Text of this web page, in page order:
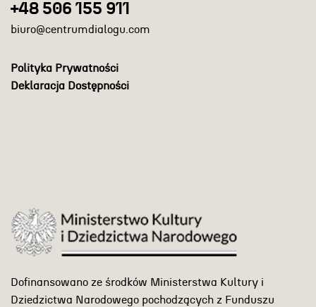
+48 506 155 911
biuro@centrumdialogu.com
Polityka Prywatności
Deklaracja Dostępności
Dofinansowano ze środków Ministerstwa Kultury i
Dziedzictwa Narodowego pochodzących z Funduszu